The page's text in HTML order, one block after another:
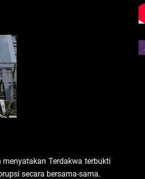
Terdakwa terbukti
secara bersama-sama.